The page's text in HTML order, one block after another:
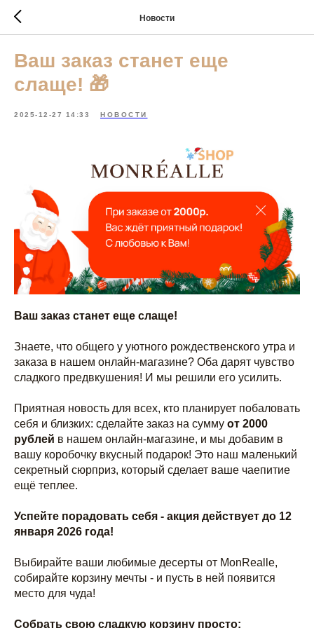
Новости
Ваш заказ станет еще
слаще! 🎁
2025-12-27 14:33 НОВОСТИ
Ваш заказ станет еще слаще!
Знаете, что общего у уютного рождественского утра и
заказа в нашем онлайн-магазине? Оба дарят чувство
сладкого предвкушения! И мы решили его усилить.
Приятная новость для всех, кто планирует побаловать
себя и близких: сделайте заказ на сумму от 2000
рублей в нашем онлайн-магазине, и мы добавим в
вашу коробочку вкусный подарок! Это наш маленький
секретный сюрприз, который сделает ваше чаепитие
ещё теплее.
Успейте порадовать себя - акция действует до 12
января 2026 года!
Выбирайте ваши любимые десерты от MonRealle,
собирайте корзину мечты - и пусть в ней появится
место для чуда!
Собрать свою сладкую корзину просто: